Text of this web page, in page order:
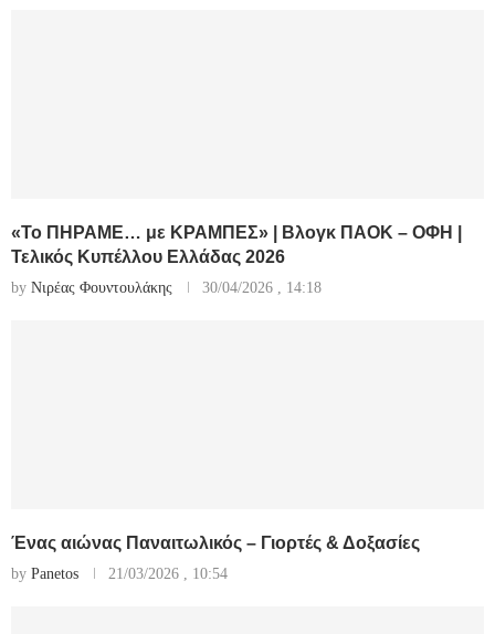
«Το ΠΗΡΑΜΕ… με ΚΡΑΜΠΕΣ» | Βλογκ ΠΑΟΚ – ΟΦΗ |
Τελικός Κυπέλλου Ελλάδας 2026
by Νιρέας Φουντουλάκης 30/04/2026 , 14:18
Ένας αιώνας Παναιτωλικός – Γιορτές & Δοξασίες
by Panetos 21/03/2026 , 10:54